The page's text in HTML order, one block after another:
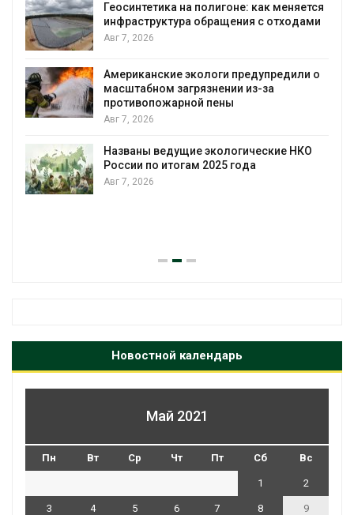
Геосинтетика на полигоне: как меняется
инфраструктура обращения с отходами
Авг 7, 2026
Американские экологи предупредили о
масштабном загрязнении из-за
противопожарной пены
Авг 7, 2026
Названы ведущие экологические НКО
России по итогам 2025 года
Авг 7, 2026
Новостной календарь
Май 2021
Пн Вт Ср Чт Пт Сб Вс
1 2
3 4 5 6 7 8 9